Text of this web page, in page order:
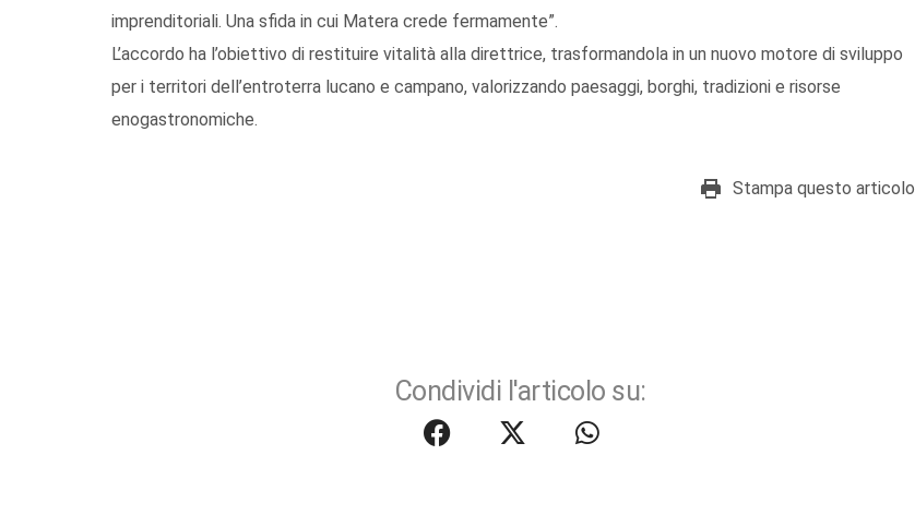
imprenditoriali. Una sfida in cui Matera crede fermamente”.
L’accordo ha l’obiettivo di restituire vitalità alla direttrice, trasformandola in un nuovo motore di sviluppo
per i territori dell’entroterra lucano e campano, valorizzando paesaggi, borghi, tradizioni e risorse
enogastronomiche.
Stampa questo articolo
Condividi l'articolo su: